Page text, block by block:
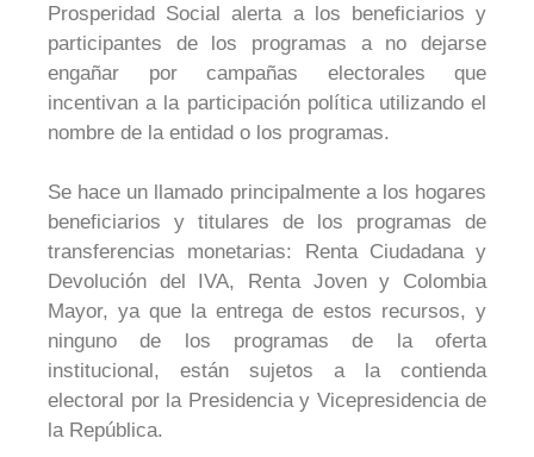
Prosperidad Social alerta a los beneficiarios y
participantes de los programas a no dejarse
engañar por campañas electorales que
incentivan a la participación política utilizando el
nombre de la entidad o los programas.
Se hace un llamado principalmente a los hogares
beneficiarios y titulares de los programas de
transferencias monetarias: Renta Ciudadana y
Devolución del IVA, Renta Joven y Colombia
Mayor, ya que la entrega de estos recursos, y
ninguno de los programas de la oferta
institucional, están sujetos a la contienda
electoral por la Presidencia y Vicepresidencia de
la República.